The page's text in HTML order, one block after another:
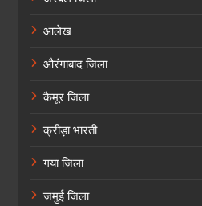
आलेख
औरंगाबाद जिला
कैमूर जिला
क्रीड़ा भारती
गया जिला
जमुई जिला